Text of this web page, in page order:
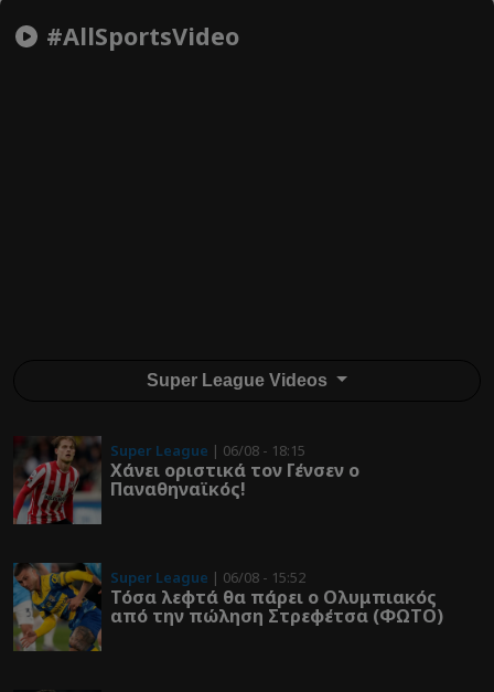
#AllSportsVideo
Super League Videos
Super League | 06/08 - 18:15
Χάνει οριστικά τον Γένσεν ο
Παναθηναϊκός!
Super League | 06/08 - 15:52
Τόσα λεφτά θα πάρει ο Ολυμπιακός
από την πώληση Στρεφέτσα (ΦΩΤΟ)